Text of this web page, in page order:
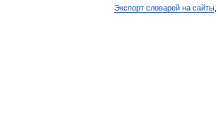
Экспорт словарей на сайты